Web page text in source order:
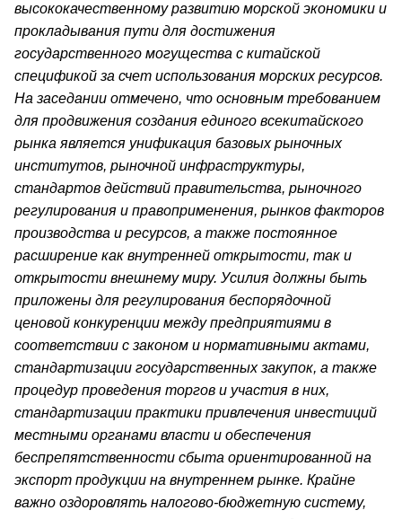
высококачественному развитию морской экономики и
прокладывания пути для достижения
государственного могущества с китайской
спецификой за счет использования морских ресурсов.
На заседании отмечено, что основным требованием
для продвижения создания единого всекитайского
рынка является унификация базовых рыночных
институтов, рыночной инфраструктуры,
стандартов действий правительства, рыночного
регулирования и правоприменения, рынков факторов
производства и ресурсов, а также постоянное
расширение как внутренней открытости, так и
открытости внешнему миру. Усилия должны быть
приложены для регулирования беспорядочной
ценовой конкуренции между предприятиями в
соответствии с законом и нормативными актами,
стандартизации государственных закупок, а также
процедур проведения торгов и участия в них,
стандартизации практики привлечения инвестиций
местными органами власти и обеспечения
беспрепятственности сбыта ориентированной на
экспорт продукции на внутреннем рынке. Крайне
важно оздоровлять налогово-бюджетную систему,